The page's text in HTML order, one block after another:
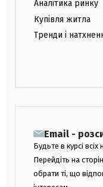
Аналітика ринку
Купівля житла
Тренди і
Email -
Будьте в курсі
Перейдіть на
обрати ті, що